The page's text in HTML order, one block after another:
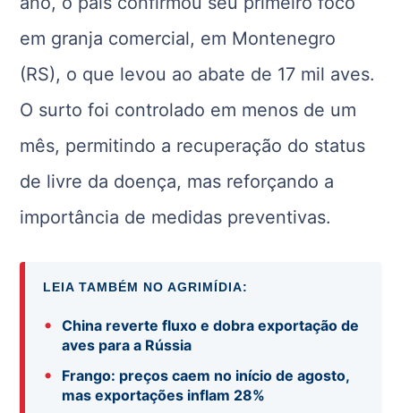
em granja comercial, em Montenegro
(RS), o que levou ao abate de 17 mil aves.
O surto foi controlado em menos de um
mês, permitindo a recuperação do status
de livre da doença, mas reforçando a
importância de medidas preventivas.
LEIA TAMBÉM NO AGRIMÍDIA:
•
China reverte fluxo e dobra exportação de
aves para a Rússia
•
Frango: preços caem no início de agosto,
mas exportações inflam 28%